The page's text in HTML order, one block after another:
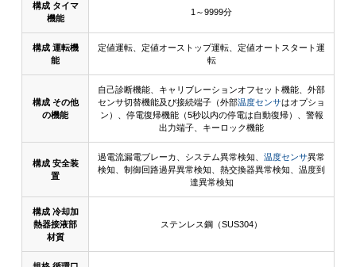
構成 タイマ
機能
1～9999分
構成 運転機
能
定値運転、定値オーストップ運転、定値オートスタート運
転
構成 その他
の機能
自己診断機能、キャリブレーションオフセット機能、外部
センサ切替機能及び接続端子（外部温度センサはオプショ
ン）、停電復帰機能（5秒以内の停電は自動復帰）、警報
出力端子、キーロック機能
構成 安全装
置
過電流漏電ブレーカ、システム異常検知、 温度センサ異常
検知、制御回路過昇異常検知、熱交換器異常検知、温度到
達異常検知
構成 冷却加
熱器接液部
材質
ステンレス鋼（SUS304）